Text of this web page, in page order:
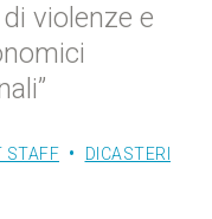
violenze e
STAFF DICASTERI